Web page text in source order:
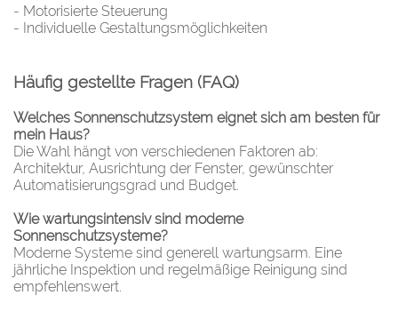
- Motorisierte Steuerung
- Individuelle Gestaltungsmöglichkeiten
Häufig gestellte Fragen (FAQ)
Welches Sonnenschutzsystem eignet sich am besten für
mein Haus?
Die Wahl hängt von verschiedenen Faktoren ab:
Architektur, Ausrichtung der Fenster, gewünschter
Automatisierungsgrad und Budget.
Wie wartungsintensiv sind moderne
Sonnenschutzsysteme?
Moderne Systeme sind generell wartungsarm. Eine
jährliche Inspektion und regelmäßige Reinigung sind
empfehlenswert.